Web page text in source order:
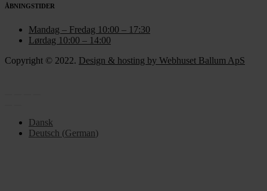
ÅBNINGSTIDER
Mandag – Fredag 10:00 – 17:30
Lørdag 10:00 – 14:00
Copyright © 2022. Design & hosting by Webhuset Ballum ApS
Dansk
Deutsch (German)